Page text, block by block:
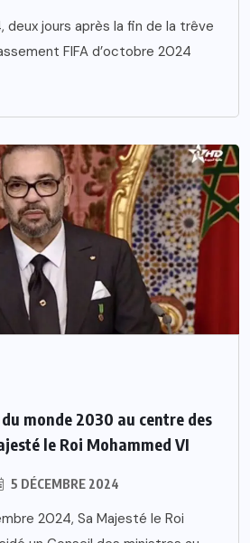
deux jours après la fin de la trêve
FIFA d’octobre 2024
monde 2030 au centre des
le Roi Mohammed VI
5 DÉCEMBRE 2024
2024, Sa Majesté le Roi